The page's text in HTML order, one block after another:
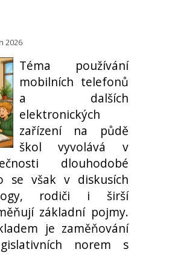
2026
Téma používání
mobilních telefonů
a dalších
elektronických
zařízení na půdě
škol vyvolává v
dlouhodobé
se však v diskusích
rodiči i širší
základní pojmy.
je zaměňování
norem s